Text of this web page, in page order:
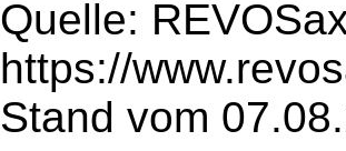
Quelle:
https://
Stand vom